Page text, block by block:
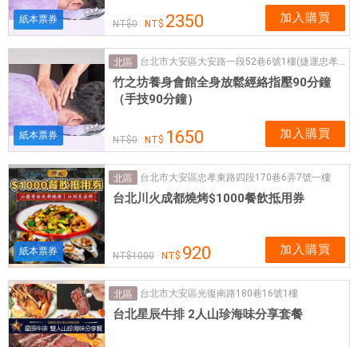
紙本票券 0 2350 加入購買
紙本票券
北區 台北市大安區大安路一段52巷6號1樓(捷運忠孝復興站4號出口)
竹之坊養身會館全身放鬆經絡指壓90分鐘
（手技90分鐘）
0 1650 加入購買
紙本票券
北區 台北市大安區忠孝東路四段170巷6弄7號一樓
台北川火成都燒烤$1000餐飲抵用券
1000 920 加入購買
北區 台北市大安區光復南路180巷16號1樓
台北星辰牛排 2人山珍海味分享套餐